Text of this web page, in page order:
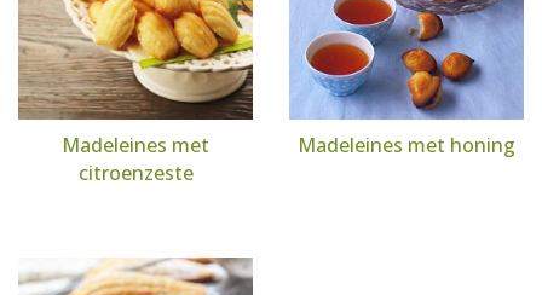
Madeleines met
citroenzeste
Madeleines met honing